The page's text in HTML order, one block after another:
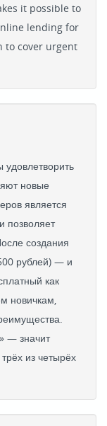
it possible to
lending for
to cover urgent
новые
является
позволяет
создания
рублей) — и
как
новичкам,
— значит
из четырёх